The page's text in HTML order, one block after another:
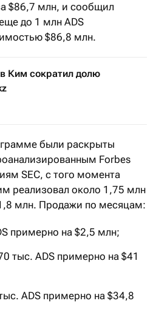
$86,7 млн, и сообщил
до 1 млн ADS
$86,8 млн.
Ким сократил долю
были раскрыты
Forbes
SEC, с того момента
реализовал около 1,75 млн
млн. Продажи по месяцам:
примерно на $2,5 млн;
тыс. ADS примерно на $41
ADS примерно на $34,8